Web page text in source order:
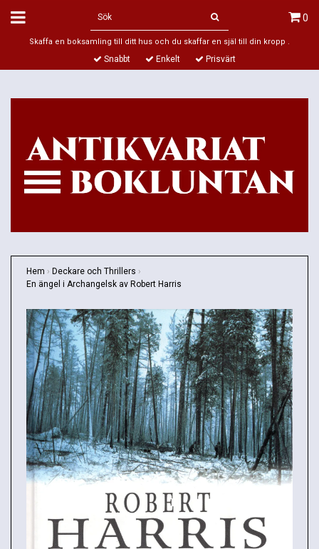
0
Skaffa en boksamling till ditt hus och du skaffar en själ till din kropp .
Snabbt Enkelt Prisvärt
Hem › Deckare och Thrillers ›
En ängel i Archangelsk av Robert Harris